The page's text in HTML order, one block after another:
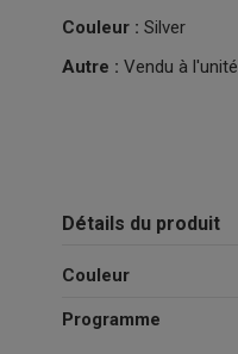
Couleur : Silver
Autre : Vendu à l'unité
Détails du produit
Couleur
Programme